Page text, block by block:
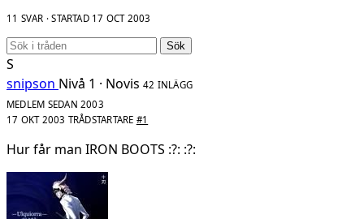
11 SVAR · STARTAD 17 OCT 2003
Sök
S
snipson Nivå 1 · Novis 42 INLÄGG
MEDLEM SEDAN 2003
17 OKT 2003 TRÅDSTARTARE #1
Hur får man IRON BOOTS :?: :?: